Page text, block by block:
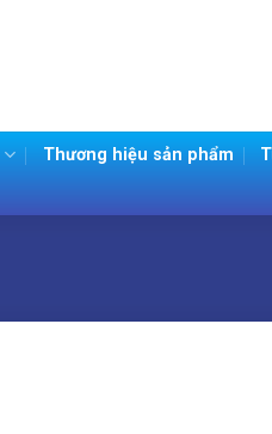
Thương hiệu sản phẩm